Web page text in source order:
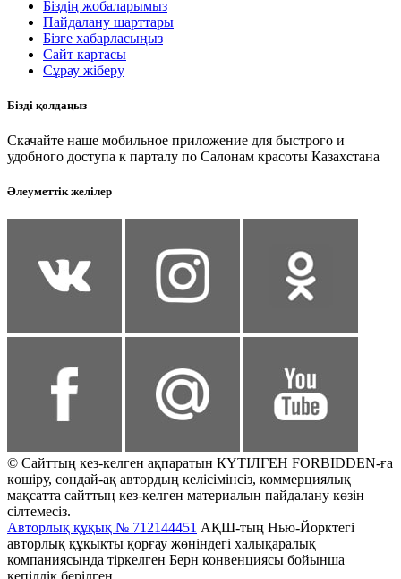
Біздің жобаларымыз
Пайдалану шарттары
Бізге хабарласыңыз
Сайт картасы
Сұрау жіберу
Бізді қолдаңыз
Скачайте наше мобильное приложение для быстрого и
удобного доступа к парталу по Салонам красоты Казахстана
Әлеуметтік желілер
© Сайттың кез-келген ақпаратын КҮТІЛГЕН FORBIDDEN-ға
көшіру, сондай-ақ автордың келісімінсіз, коммерциялық
мақсатта сайттың кез-келген материалын пайдалану көзін
сілтемесіз.
Авторлық құқық № 712144451 АҚШ-тың Нью-Йорктегі
авторлық құқықты қорғау жөніндегі халықаралық
компаниясында тіркелген Берн конвенциясы бойынша